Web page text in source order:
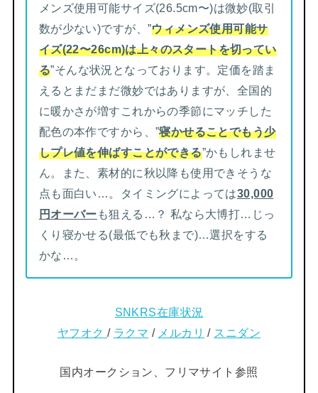
メンズ使用可能サイズ(26.5cm〜)は微妙(取引
数が少ない)ですが、”ウィメンズ使用可能サ
イズ(22〜26cm)は上々のスタートを切ってい
る”そんな状況となっております。定価を踏ま
えるとまだまだ微妙ではありますが、全国的
に暖かさが増すこれからの季節にマッチした
配色の本作ですから、”寝かせることでもう少
しプレ値を伸ばすことができる”かもしれませ
ん。また、素材的に秋以降も使用できそうな
点も面白い…。タイミングによっては30,000
円オーバー も狙える…？ 私なら大博打…じっ
くり寝かせる(最低でも秋まで)…選択をする
かな…。
SNKRS在庫状況
ヤフオク / ラクマ / メルカリ / スニダン
国内オークション、フリマサイト参照